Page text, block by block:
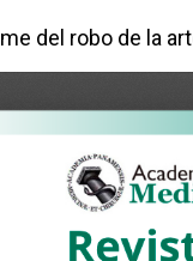
a los detalles del
del robo de la